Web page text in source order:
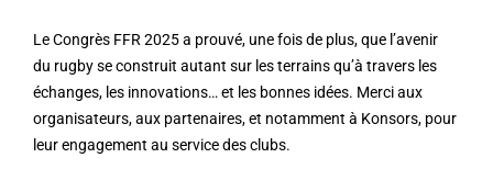
Le Congrès FFR 2025 a prouvé, une fois de plus, que l’avenir
du rugby se construit autant sur les terrains qu’à travers les
échanges, les innovations… et les bonnes idées. Merci aux
organisateurs, aux partenaires, et notamment à Konsors, pour
leur engagement au service des clubs.